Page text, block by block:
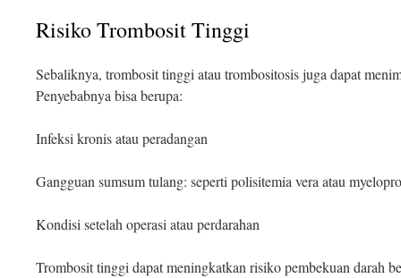
Risiko Trombosit Tinggi
Sebaliknya, trombosit tinggi atau trombositosis juga dapat
Penyebabnya bisa berupa:
Infeksi kronis atau peradangan
Gangguan sumsum tulang: seperti polisitemia vera atau
Kondisi setelah operasi atau perdarahan
Trombosit tinggi dapat meningkatkan risiko pembekuan darah